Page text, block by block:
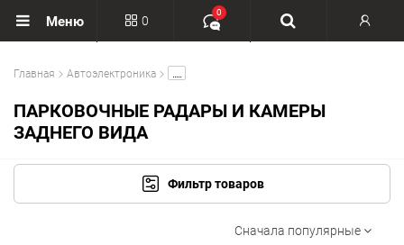
Меню 0
0
Главная Автоэлектроника
ПАРКОВОЧНЫЕ РАДАРЫ И КАМЕРЫ
ЗАДНЕГО ВИДА
Фильтр товаров
Сначала популярные